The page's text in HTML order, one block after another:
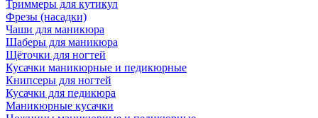
Триммеры для кутикул
Фрезы (насадки)
Чаши для маникюра
Шаберы для маникюра
Щёточки для ногтей
Кусачки маникюрные и педикюрные
Книпсеры для ногтей
Кусачки для педикюра
Маникюрные кусачки